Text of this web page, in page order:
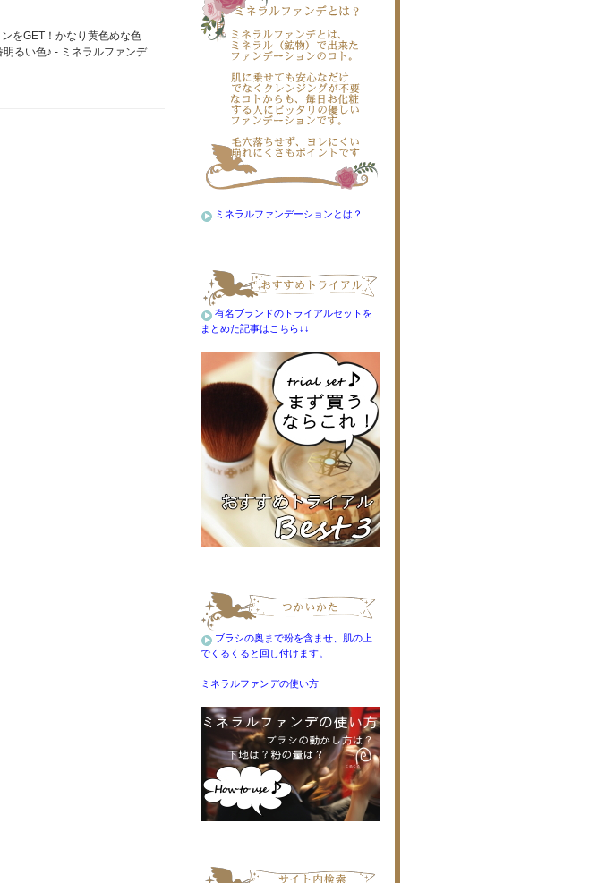
をGET！かなり黄色めな色
るい色♪ - ミネラルファンデ
ミネラルファンデーションとは？
有名ブランドのトライアルセットを
まとめた記事はこちら↓↓
ブラシの奥まで粉を含ませ、肌の上
でくるくると回し付けます。
ミネラルファンデの使い方